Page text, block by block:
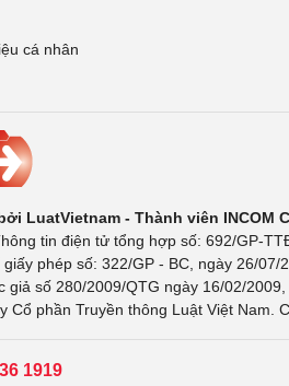
cá nhân
LuatVietnam - Thành viên INCOM
tin điện tử tổng hợp số: 692/GP-
phép số: 322/GP - BC, ngày 26/
giả số 280/2009/QTG ngày 16/02/
Cổ phần Truyền thông Luật Việt Nam.
1919